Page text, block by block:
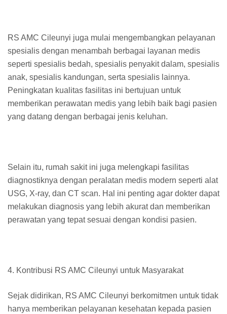
RS AMC Cileunyi juga mulai mengembangkan pelayanan
spesialis dengan menambah berbagai layanan medis
seperti spesialis bedah, spesialis penyakit dalam, spesialis
anak, spesialis kandungan, serta spesialis lainnya.
Peningkatan kualitas fasilitas ini bertujuan untuk
memberikan perawatan medis yang lebih baik bagi pasien
yang datang dengan berbagai jenis keluhan.
Selain itu, rumah sakit ini juga melengkapi fasilitas
diagnostiknya dengan peralatan medis modern seperti alat
USG, X-ray, dan CT scan. Hal ini penting agar dokter dapat
melakukan diagnosis yang lebih akurat dan memberikan
perawatan yang tepat sesuai dengan kondisi pasien.
4. Kontribusi RS AMC Cileunyi untuk Masyarakat
Sejak didirikan, RS AMC Cileunyi berkomitmen untuk tidak
hanya memberikan pelayanan kesehatan kepada pasien